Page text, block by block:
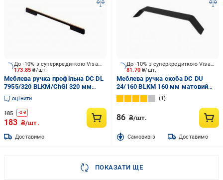
173.85₴/шт.
До -10% з суперкредиткою Visa Вигода
Меблева ручка профільна DC DL
7955/320 BLKM/ChGl 320 мм
148909 матовий чорний/
шампань золотий
оцінити
185 -2 ₴
183 ₴/шт.
Доставимо
81.70₴/шт.
До -10% з суперкредиткою Visa Вигода
Меблева ручка скоба DC DU
24/160 BLKM 160 мм матовий
чорний
1
86 ₴/шт.
Cамовивіз Доставимо
ПОКАЗАТИ ЩЕ